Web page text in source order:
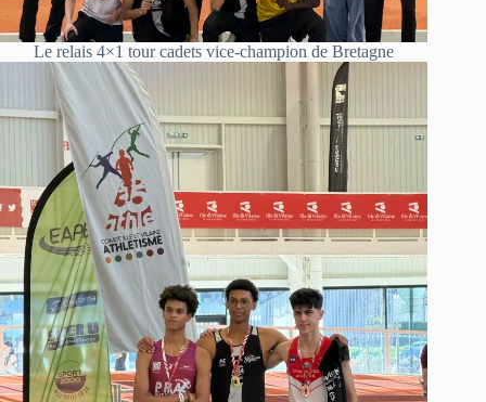
Le relais 4×1 tour cadets vice-champion de Bretagne